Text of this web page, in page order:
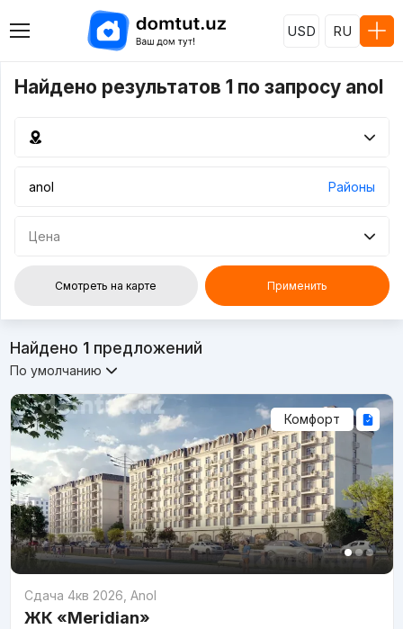
USD RU
Найдено результатов 1 по запросу anol
Районы
Цена
Смотреть на карте Применить
Найдено 1предложений
По умолчанию
Комфорт
Сдача 4кв 2026 Anol
ЖК «Meridian»